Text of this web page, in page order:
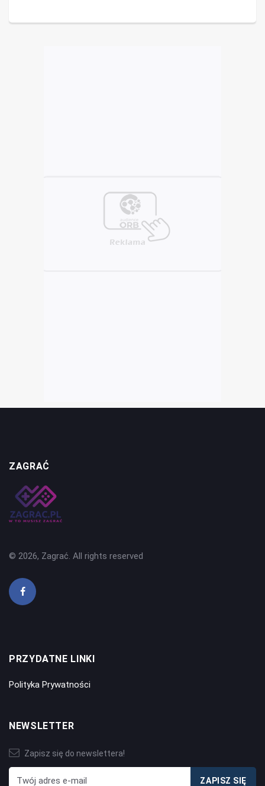
ZAGRAĆ
© 2026, Zagrać. All rights reserved
PRZYDATNE LINKI
Polityka Prywatności
NEWSLETTER
Zapisz się do newslettera!